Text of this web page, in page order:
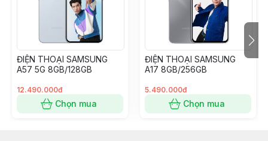
ĐIỆN THOẠI SAMSUNG
A57 5G 8GB/128GB
12.490.000đ
Chọn mua
ĐIỆN THOẠI SAMSUNG
A17 8GB/256GB
5.490.000đ
Chọn mua